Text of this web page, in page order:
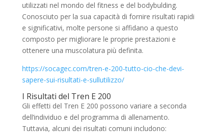
utilizzati nel mondo del fitness e del bodybulding.
Conosciuto per la sua capacità di fornire risultati rapidi
e significativi, molte persone si affidano a questo
composto per migliorare le proprie prestazioni e
ottenere una muscolatura più definita.
https://socagec.com/tren-e-200-tutto-cio-che-devi-
sapere-sui-risultati-e-sullutilizzo/
I Risultati del Tren E 200
Gli effetti del Tren E 200 possono variare a seconda
dell’individuo e del programma di allenamento.
Tuttavia, alcuni dei risultati comuni includono: